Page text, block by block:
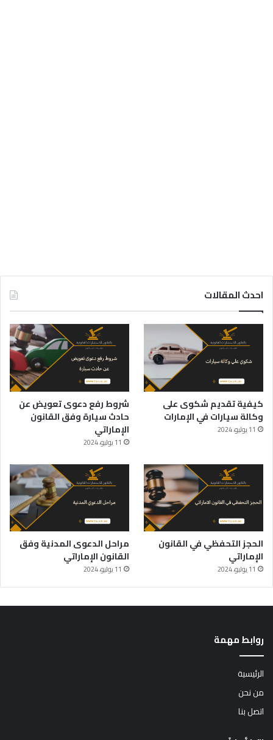
احدث المقالات
كيفية تقديم شكوى على
وكالة سيارات في الإمارات
11 يوليو، 2024
شروط رفع دعوى تعويض عن
حادث سيارة وفق القانون
الإماراتي
11 يوليو، 2024
الحجز التحفظي في القانون
الإماراتي
11 يوليو، 2024
مراحل الدعوى المدنية وفق
القانون الإماراتي
11 يوليو، 2024
روابط مهمة
الرئيسية
من نحن
اتصل بنا